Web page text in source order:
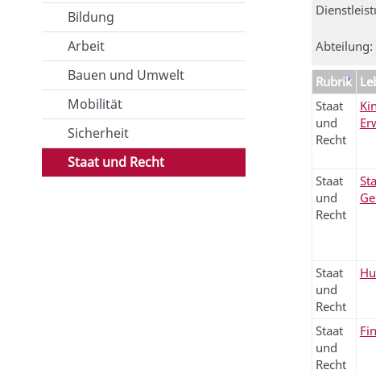
Bildung
Arbeit
Bauen und Umwelt
Mobilität
Sicherheit
Staat und Recht
Abteilung:
Rubrik
Staat
und
Recht
Staat
und
Recht
Staat
und
Recht
Staat
und
Recht